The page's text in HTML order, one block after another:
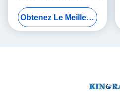
pièces de rechange
ferroviaires, la taille de Bush
45×60×45mm de palier
Obtenez Le Meilleur Prix